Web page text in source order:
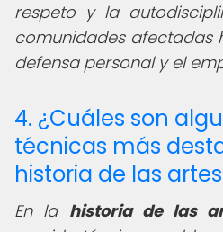
respeto y la
comunidades afectadas
defensa personal y el
4. ¿Cuáles son
técnicas más
historia de las
En la historia de las